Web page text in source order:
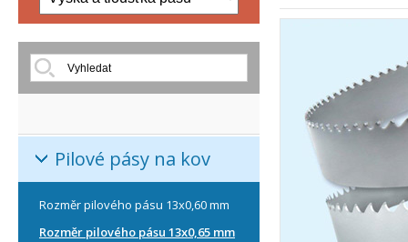
Pilové pásy na kov
Rozměr pilového pásu 13x0,60 mm
Rozměr pilového pásu 13x0,65 mm